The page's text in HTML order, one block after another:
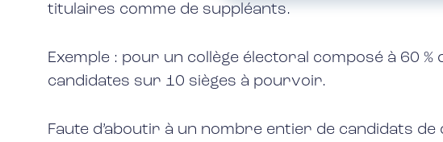
titulaires comme de suppléants.
Exemple : pour un collège électoral composé à 60
candidates sur 10 sièges à pourvoir.
Faute d’aboutir à un nombre entier de candidats